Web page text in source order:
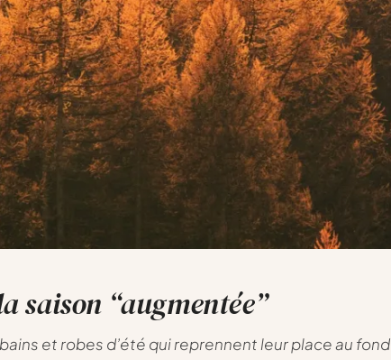
saison “augmentée”
et robes d’été qui reprennent leur place au fond